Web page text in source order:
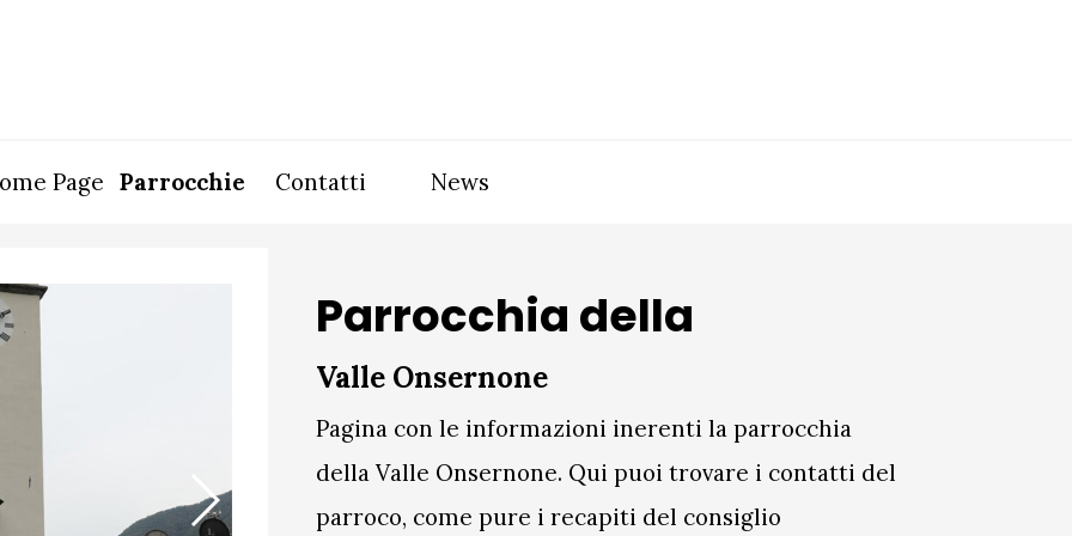
Page Parrocchie ▼
Contatti ▼
News
Parrocchia della
Valle Onsernone
Pagina con le informazioni inerenti la parrocchia
della Valle Onsernone. Qui puoi trovare i contatti del
parroco, come pure i recapiti del consiglio